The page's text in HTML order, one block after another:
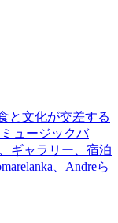
と⽂化が交差する
ュージックバ
ギャラリー、宿泊
、Andreら